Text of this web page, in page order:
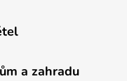
a zahradu